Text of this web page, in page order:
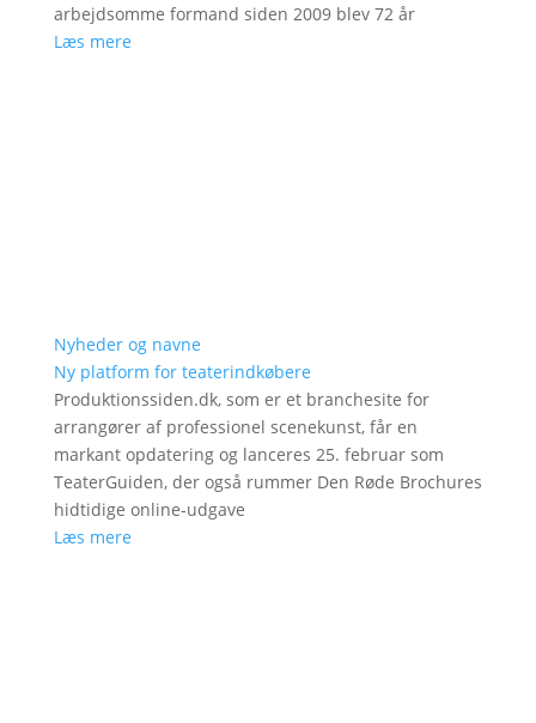
arbejdsomme formand siden 2009 blev 72 år
Læs mere
Nyheder og navne
Ny platform for teaterindkøbere
Produktionssiden.dk, som er et branchesite for
arrangører af professionel scenekunst, får en
markant opdatering og lanceres 25. februar som
TeaterGuiden, der også rummer Den Røde Brochures
hidtidige online-udgave
Læs mere